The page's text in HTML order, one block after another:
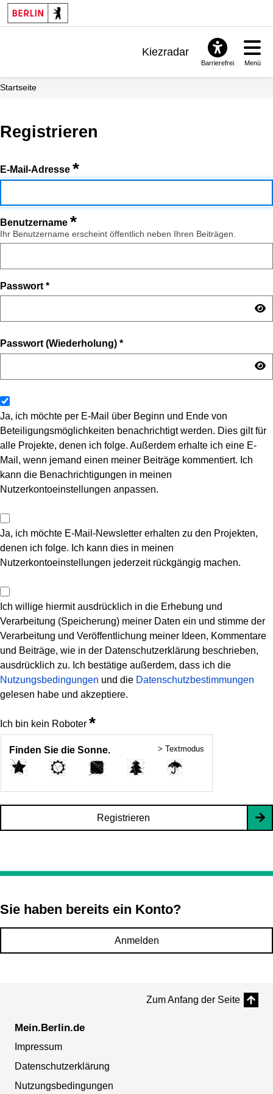
Kiezradar
Barrierefrei Menü
Startseite
Registrieren
E-Mail-Adresse *
Benutzername *
Ihr Benutzername erscheint öffentlich neben Ihren Beiträgen.
Passwort *
Passwort (Wiederholung) *
Ja, ich möchte per E-Mail über Beginn und Ende von
Beteiligungsmöglichkeiten benachrichtigt werden. Dies gilt für
alle Projekte, denen ich folge. Außerdem erhalte ich eine E-
Mail, wenn jemand einen meiner Beiträge kommentiert. Ich
kann die Benachrichtigungen in meinen
Nutzerkontoeinstellungen anpassen.
Ja, ich möchte E-Mail-Newsletter erhalten zu den Projekten,
denen ich folge. Ich kann dies in meinen
Nutzerkontoeinstellungen jederzeit rückgängig machen.
Ich willige hiermit ausdrücklich in die Erhebung und
Verarbeitung (Speicherung) meiner Daten ein und stimme der
Verarbeitung und Veröffentlichung meiner Ideen, Kommentare
und Beiträge, wie in der Datenschutzerklärung beschrieben,
ausdrücklich zu. Ich bestätige außerdem, dass ich die
Nutzungsbedingungen und die Datenschutzbestimmungen
gelesen habe und akzeptiere.
Ich bin kein Roboter *
Finden Sie die Sonne. > Textmodus
Registrieren
Sie haben bereits ein Konto?
Anmelden
Zum Anfang der Seite
Mein.Berlin.de
Impressum
Datenschutzerklärung
Nutzungsbedingungen